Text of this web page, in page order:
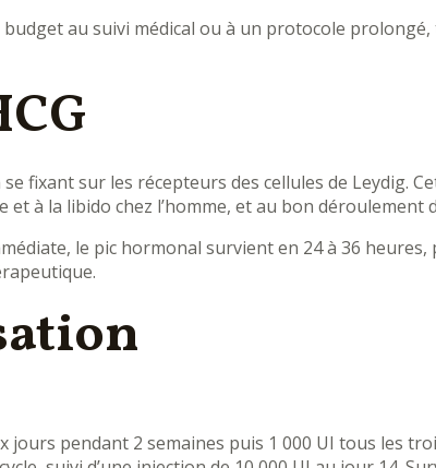
budget au suivi médical ou à un protocole
fixant sur les récepteurs des cellules de Leydig.
à la libido chez l’homme, et au bon déroulement
le pic hormonal survient en 24 à 36
jours pendant 2 semaines puis 1 000 UI tous les